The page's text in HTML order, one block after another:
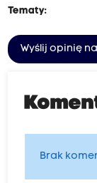
Tematy:
Wyślij opinię
Brak